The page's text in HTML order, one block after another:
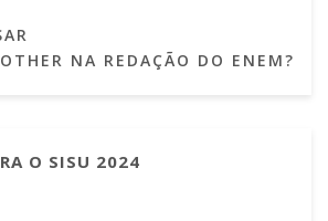
NA REDAÇÃO DO ENEM?
O SISU 2024